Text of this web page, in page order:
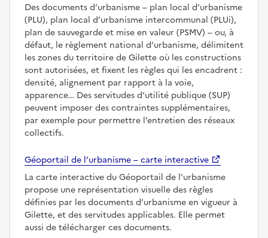
Des documents d’urbanisme – plan local d’urbanisme
(PLU), plan local d’urbanisme intercommunal (PLUi),
plan de sauvegarde et mise en valeur (PSMV) – ou, à
défaut, le règlement national d’urbanisme, délimitent
les zones du territoire de Gilette où les constructions
sont autorisées, et fixent les règles qui les encadrent :
densité, alignement par rapport à la voie,
apparence… Des servitudes d’utilité publique (SUP)
peuvent imposer des contraintes supplémentaires,
par exemple pour permettre l’entretien des réseaux
collectifs.
Géoportail de l’urbanisme – carte interactive
La carte interactive du Géoportail de l’urbanisme
propose une représentation visuelle des règles
définies par les documents d’urbanisme en vigueur à
Gilette, et des servitudes applicables. Elle permet
aussi de télécharger ces documents.